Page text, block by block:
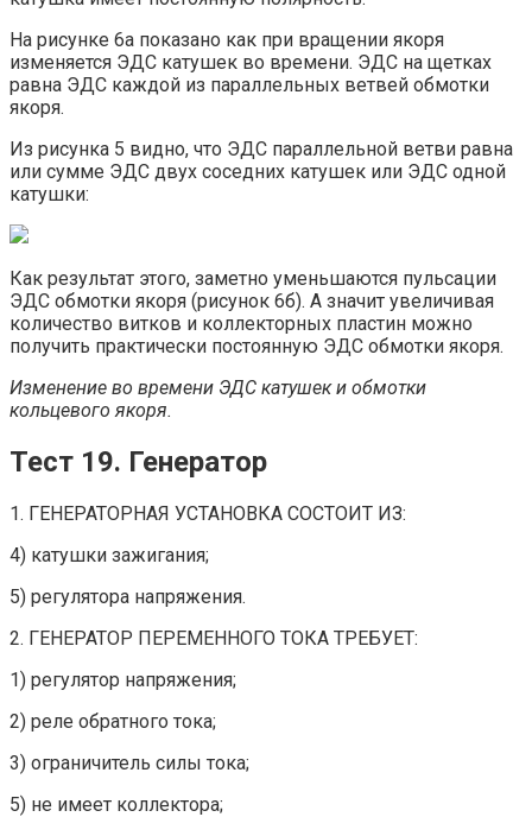
На рисунке 6а показано как при вращении якоря
изменяется ЭДС катушек во времени. ЭДС на щетках
равна ЭДС каждой из параллельных ветвей обмотки
якоря.
Из рисунка 5 видно, что ЭДС параллельной ветви равна
или сумме ЭДС двух соседних катушек или ЭДС одной
катушки:
Как результат этого, заметно уменьшаются пульсации
ЭДС обмотки якоря (рисунок 6б). А значит увеличивая
количество витков и коллекторных пластин можно
получить практически постоянную ЭДС обмотки якоря.
Изменение во времени ЭДС катушек и обмотки
кольцевого якоря.
Тест 19. Генератор
1. ГЕНЕРАТОРНАЯ УСТАНОВКА СОСТОИТ ИЗ:
4) катушки зажигания;
5) регулятора напряжения.
2. ГЕНЕРАТОР ПЕРЕМЕННОГО ТОКА ТРЕБУЕТ:
1) регулятор напряжения;
2) реле обратного тока;
3) ограничитель силы тока;
5) не имеет коллектора;